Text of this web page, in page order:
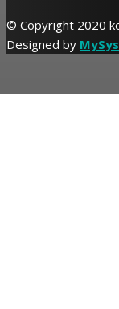
© Copyright 2020
Designed by